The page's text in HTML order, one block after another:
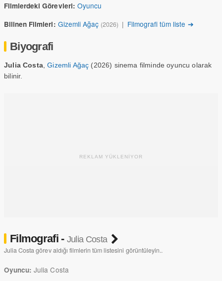
Filmlerdeki Görevleri: Oyuncu
Bilinen Filmleri: Gizemli Ağaç (2026) | Filmografi tüm liste ➔
Biyografi
Julia Costa,Gizemli Ağaç (2026) sinema filminde oyuncu olarak
bilinir.
REKLAM YÜKLENİYOR
Filmografi - Julia Costa
Julia Costa görev aldığı filmlerin tüm listesini görüntüleyin..
Oyuncu: Julia Costa